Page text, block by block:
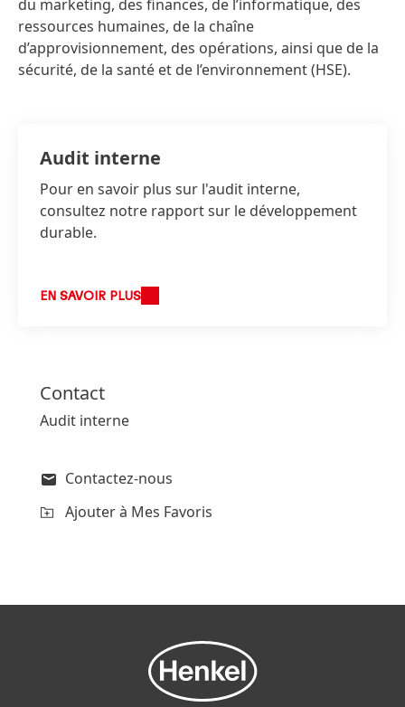
du marketing, des finances, de l’informatique, des
ressources humaines, de la chaîne
d’approvisionnement, des opérations, ainsi que de la
sécurité, de la santé et de l’environnement(HSE).
Audit interne
Pour en savoir plus sur l'audit interne,
consultez notre rapport sur le développement
durable.
EN SAVOIR PLUS
Contact
Audit interne
Contactez-nous
Ajouter à Mes Favoris